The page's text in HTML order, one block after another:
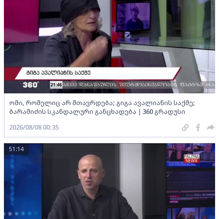
ომი, რომელიც არ მთავრდება; გიგა ავალიანის საქმე;
ბარამიძის სკანდალური განცხადება | 360 გრადუსი
2026/08/08 00:35
51:14